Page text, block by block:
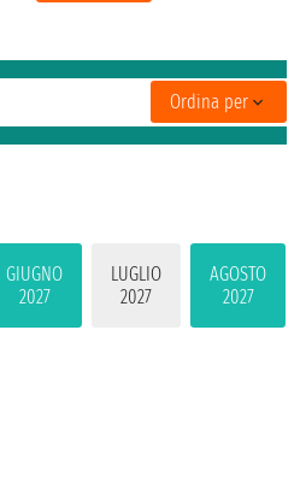
GIUGNO
2027
LUGLIO
2027
AGOSTO
2027
Ordina per